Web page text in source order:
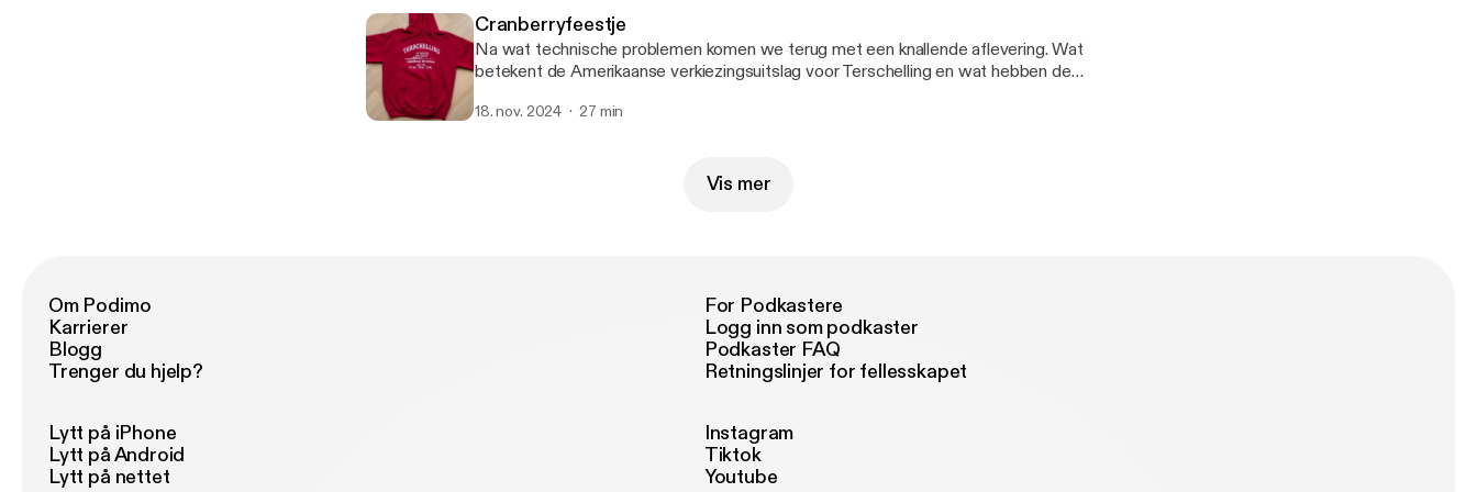
Cranberryfeestje
Na wat technische problemen komen we terug met een knallende aflevering. Wat
betekent de Amerikaanse verkiezingsuitslag voor Terschelling en wat hebben de
cranberry te bewonderen en Sjors heeft het een en ander meegemaakt met
18. nov. 2024 27 min
Vis mer
Om Podimo
Karrierer
Blogg
Trenger du hjelp?
For Podkastere
Logg inn som podkaster
Podkaster FAQ
Retningslinjer for fellesskapet
Lytt på iPhone
Lytt på Android
Lytt på nettet
Instagram
Tiktok
Youtube